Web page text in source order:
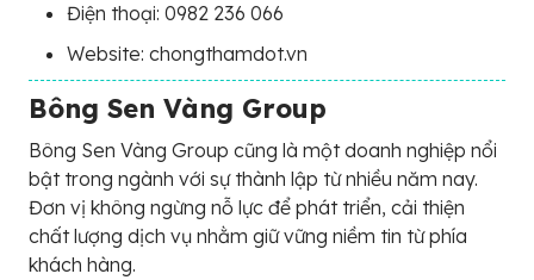
Điện thoại: 0982 236 066
Website: chongthamdot.vn
Bông Sen Vàng Group
Bông Sen Vàng Group cũng là một doanh nghiệp nổi
bật trong ngành với sự thành lập từ nhiều năm nay.
Đơn vị không ngừng nỗ lực để phát triển, cải thiện
chất lượng dịch vụ nhằm giữ vững niềm tin từ phía
khách hàng.